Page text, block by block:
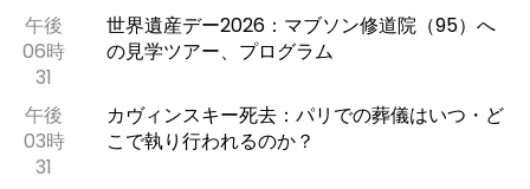
午後
06時
31
世界遺産デー2026：マブソン修道院（95）へ
の見学ツアー、プログラム
午後
03時
31
カヴィンスキー死去：パリでの葬儀はいつ・ど
こで執り行われるのか？